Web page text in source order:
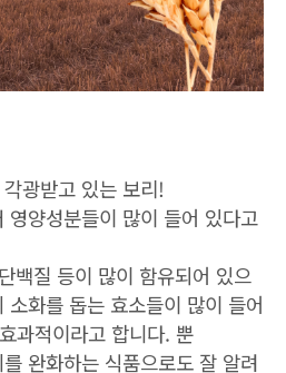
광받고 있는 보리!
영양성분들이 많이 들어 있다고
백질 등이 많이 함유되어 있으
화를 돕는 효소들이 많이 들어
과적이라고 합니다. 뿐
완화하는 식품으로도 잘 알려